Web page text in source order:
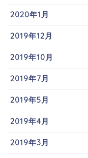
2020年1月
2019年12月
2019年10月
2019年7月
2019年5月
2019年4月
2019年3月